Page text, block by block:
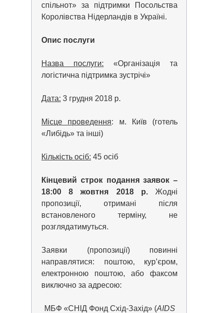
спільнот» за підтримки Посольства
Королівства Нідерландів в Україні.
Опис послуги
Назва послуги: «Організація та
логістична підтримка зустрічі»
Дата: 3 грудня 2018 р.
Місце проведення: м. Київ (готель
«Либідь» та інші)
Кількість осіб: 45 осіб
Кінцевий строк подання заявок –
18:00 8 жовтня 2018 р.Жодні
пропозиції, отримані після
встановленого терміну, не
розглядатимуться.
Заявки (пропозиції) повинні
направлятися: поштою, кур’єром,
електронною поштою, або факсом
виключно за адресою:
МБФ «СНІД Фонд Схід-Захід» (AIDS